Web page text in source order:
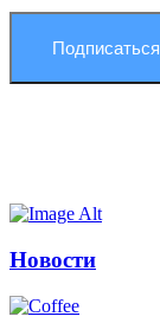
Подписаться
Новости